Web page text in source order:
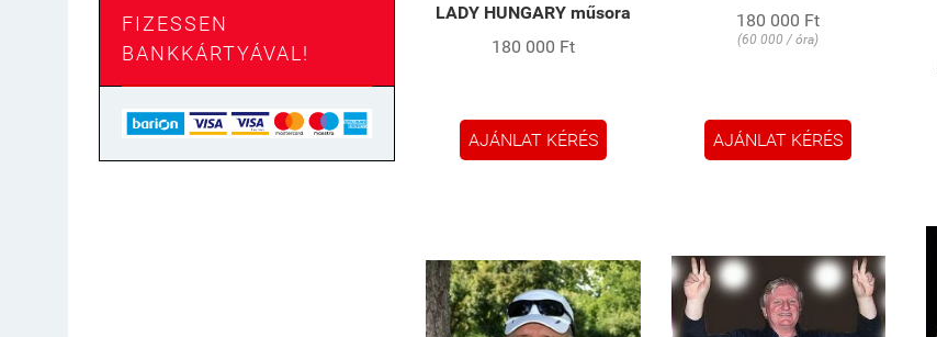
FIZESSEN
BANKKÁRTYÁVAL!
LADY HUNGARY műsora
180 000 Ft
AJÁNLAT KÉRÉS
180 000 Ft
(60 000 / óra)
AJÁNLAT KÉRÉS